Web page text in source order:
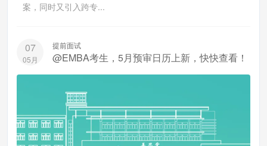
案，同时又引入跨专...
07
05月
提前面试
@EMBA考生，5月预审日历上新，快快查看！